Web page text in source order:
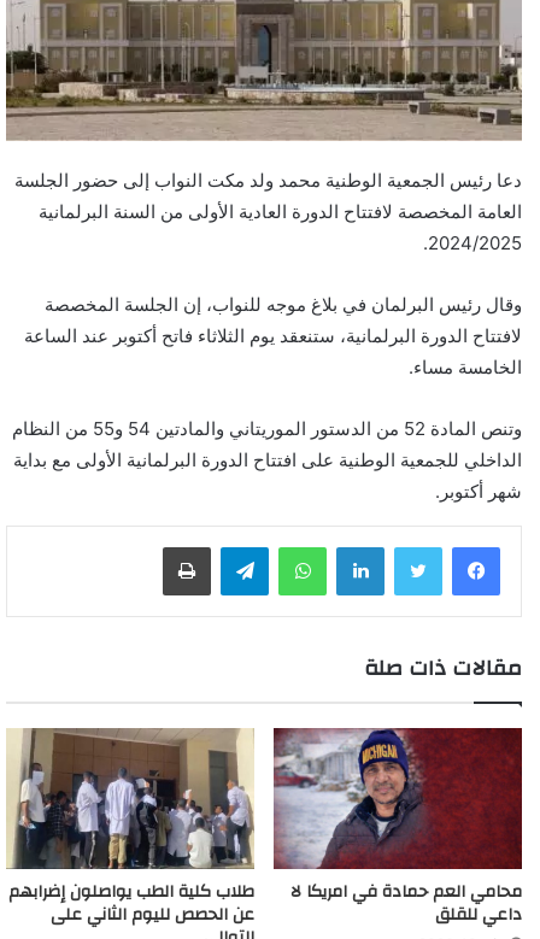
دعا رئيس الجمعية الوطنية محمد ولد مكت النواب إلى حضور الجلسة
العامة المخصصة لافتتاح الدورة العادية الأولى من السنة البرلمانية
2024/2025.
وقال رئيس البرلمان في بلاغ موجه للنواب، إن الجلسة المخصصة
لافتتاح الدورة البرلمانية، ستنعقد يوم الثلاثاء فاتح أكتوبر عند الساعة
الخامسة مساء.
وتنص المادة 52 من الدستور الموريتاني والمادتين 54 و55 من النظام
الداخلي للجمعية الوطنية على افتتاح الدورة البرلمانية الأولى مع بداية
شهر أكتوبر.
لينكدإن واتساب
مقالات ذات صلة
محامي العم حمادة في امريكا لا
داعي للقلق
طلاب كلية الطب يواصلون إضرابهم
عن الحصص لليوم الثاني على